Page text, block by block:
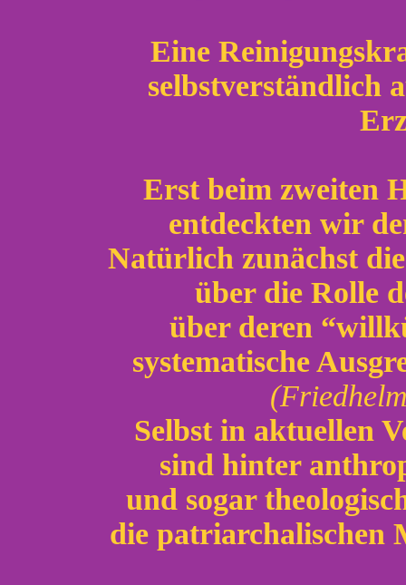
Eine
selbstverständlich
Erst beim zweiten
entdeckten wir
Natürlich zunächst
über die Rolle
über deren
systematische
Selbst in aktuellen
sind hinter
und sogar
die patriarchalischen